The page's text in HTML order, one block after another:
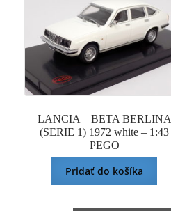
LANCIA – BETA BERLINA
(SERIE 1) 1972 white – 1:43
PEGO
Pridať do košíka